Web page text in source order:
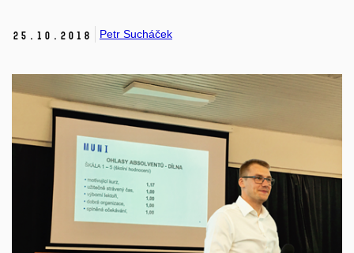
25. 10. 2018 Petr Sucháček